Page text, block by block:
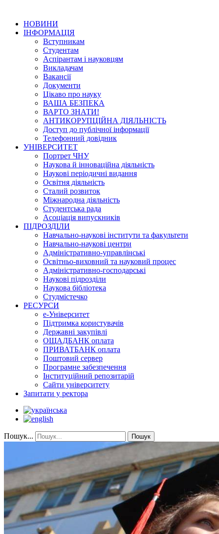
НОВИНИ
ІНФОРМАЦІЯ
Вступникам
Студентам
Аспірантам і науковцям
Викладачам
Вакансії
Документи
Цікаво про науку
ВАША БЕЗПЕКА
ВАРТО ЗНАТИ!
АНТИКОРУПЦІЙНА ДІЯЛЬНІСТЬ
Доступ до публічної інформації
Телефонний довідник
УНІВЕРСИТЕТ
Портрет ЧНУ
Наукова й інноваційна діяльність
Наукові періодичні видання
Освітня діяльність
Сталий розвиток
Міжнародна діяльність
Студентська рада
Асоціація випускників
ПІДРОЗДІЛИ
Навчально-наукові інститути та факультети
Навчально-наукові центри
Адміністративно-управлінські
Освітньо-виховний та науковий процес
Адміністративно-господарські
Наукові підрозділи
Наукова бібліотека
Студмістечко
РЕСУРСИ
е-Університет
Підтримка користувачів
Державні закупівлі
ОЩАДБАНК оплата
ПРИВАТБАНК оплата
Поштовий сервер
Програмне забезпечення
Інституційний репозитарій
Сайти університету
Запитати у ректора
Пошук... Пошук